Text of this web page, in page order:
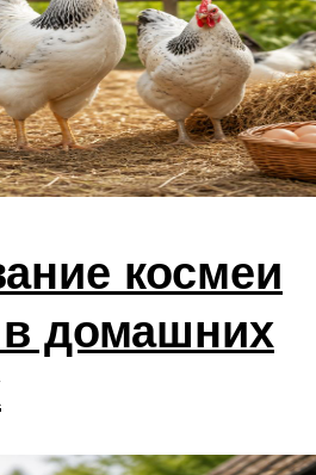
космеи
домашних